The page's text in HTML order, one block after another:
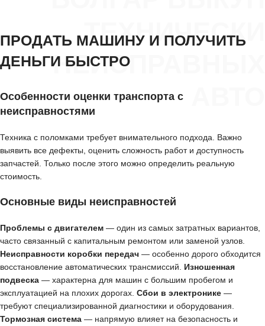
ТЕХНИЧЕСКИ
НЕИСПРАВНЫХ
ПРОДАТЬ МАШИНУ И ПОЛУЧИТЬ
ДЕНЬГИ БЫСТРО
Особенности оценки транспорта с
неисправностями
Техника с поломками требует внимательного подхода. Важно
выявить все дефекты, оценить сложность работ и доступность
запчастей. Только после этого можно определить реальную
стоимость.
Основные виды неисправностей
Проблемы с двигателем — один из самых затратных вариантов,
часто связанный с капитальным ремонтом или заменой узлов.
Неисправности коробки передач — особенно дорого обходится
восстановление автоматических трансмиссий. Изношенная
подвеска — характерна для машин с большим пробегом и
эксплуатацией на плохих дорогах. Сбои в электронике —
требуют специализированной диагностики и оборудования.
Тормозная система — напрямую влияет на безопасность и